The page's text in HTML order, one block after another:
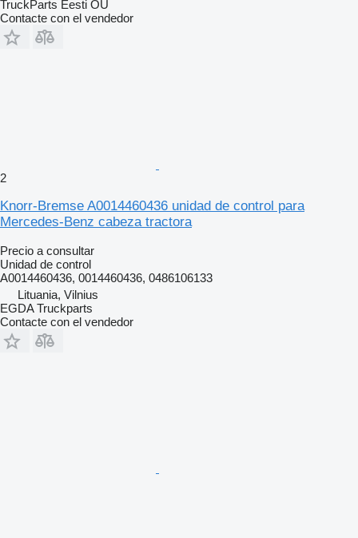
TruckParts Eesti OÜ
Contacte con el vendedor
2
Knorr-Bremse A0014460436 unidad de control para
Mercedes-Benz cabeza tractora
Precio a consultar
Unidad de control
A0014460436, 0014460436, 0486106133
Lituania, Vilnius
EGDA Truckparts
Contacte con el vendedor